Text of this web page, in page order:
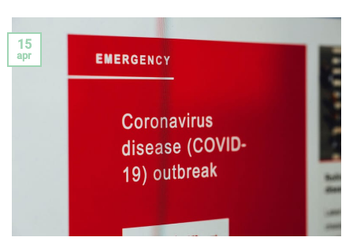
15
apr